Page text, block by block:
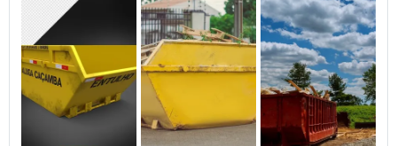
processados de maneira responsável.
Materiais Recicláveis
Além dos resíduos de construção, as
caçambas também podem ser usadas para
coletar materiais recicláveis, como metais,
suavidade.